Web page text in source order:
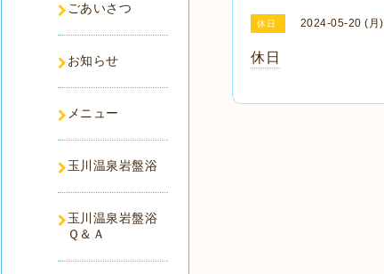
休日 2024-05-20 (月)
休日
ごあいさつ
お知らせ
メニュー
玉川温泉岩盤浴
玉川温泉岩盤浴
Ｑ＆Ａ